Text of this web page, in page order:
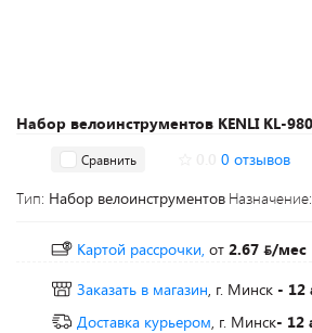
Набор велоинструментов KENLI KL-
Сравнить 0 отзывов
Тип: Набор велоинструментов Назначение:
Картой рассрочки, от 2.67
/мес
Заказать в магазин, г. Минск - 12
Доставка курьером, г. Минск- 12